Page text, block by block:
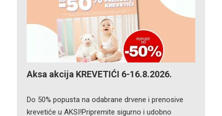
Aksa akcija KREVETIĆI 6-16.8.2026.
Do 50% popusta na odabrane drvene i prenosive
krevetiće u AKSI!Pripremite sigurno i udobno